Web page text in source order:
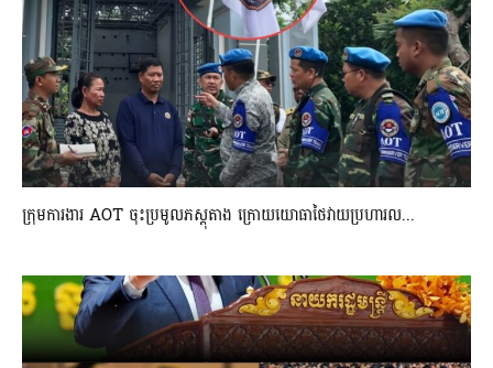
ក្រុមការងារ AOT ចុះប្រមូលភស្តុតាង ក្រោយយោធាថៃវាយប្រហារល...